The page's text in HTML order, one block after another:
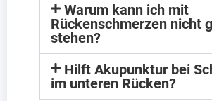
Warum kann ich mit
Rückenschmerzen nicht
stehen?
Hilft Akupunktur bei
im unteren Rücken?